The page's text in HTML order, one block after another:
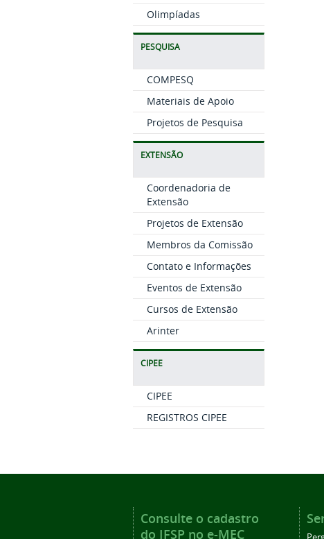
Olimpíadas
PESQUISA
COMPESQ
Materiais de Apoio
Projetos de Pesquisa
EXTENSÃO
Coordenadoria de
Extensão
Projetos de Extensão
Membros da Comissão
Contato e Informações
Eventos de Extensão
Cursos de Extensão
Arinter
CIPEE
CIPEE
REGISTROS CIPEE
Consulte o cadastro
do IFSP no e-MEC